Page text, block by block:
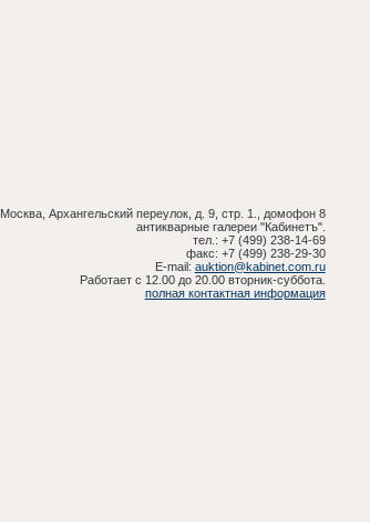
Москва, Архангельский переулок, д. 9, стр. 1., домофон 8
антикварные галереи "Кабинетъ".
тел.: +7 (499) 238-14-69
факс: +7 (499) 238-29-30
E-mail: auktion@kabinet.com.ru
Работает с 12.00 до 20.00 вторник-суббота.
полная контактная информация